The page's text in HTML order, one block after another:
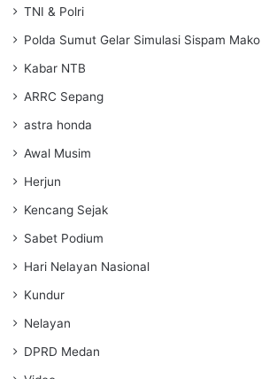
TNI & Polri
Polda Sumut Gelar Simulasi Sispam Mako
Kabar NTB
ARRC Sepang
astra honda
Awal Musim
Herjun
Kencang Sejak
Sabet Podium
Hari Nelayan Nasional
Kundur
Nelayan
DPRD Medan